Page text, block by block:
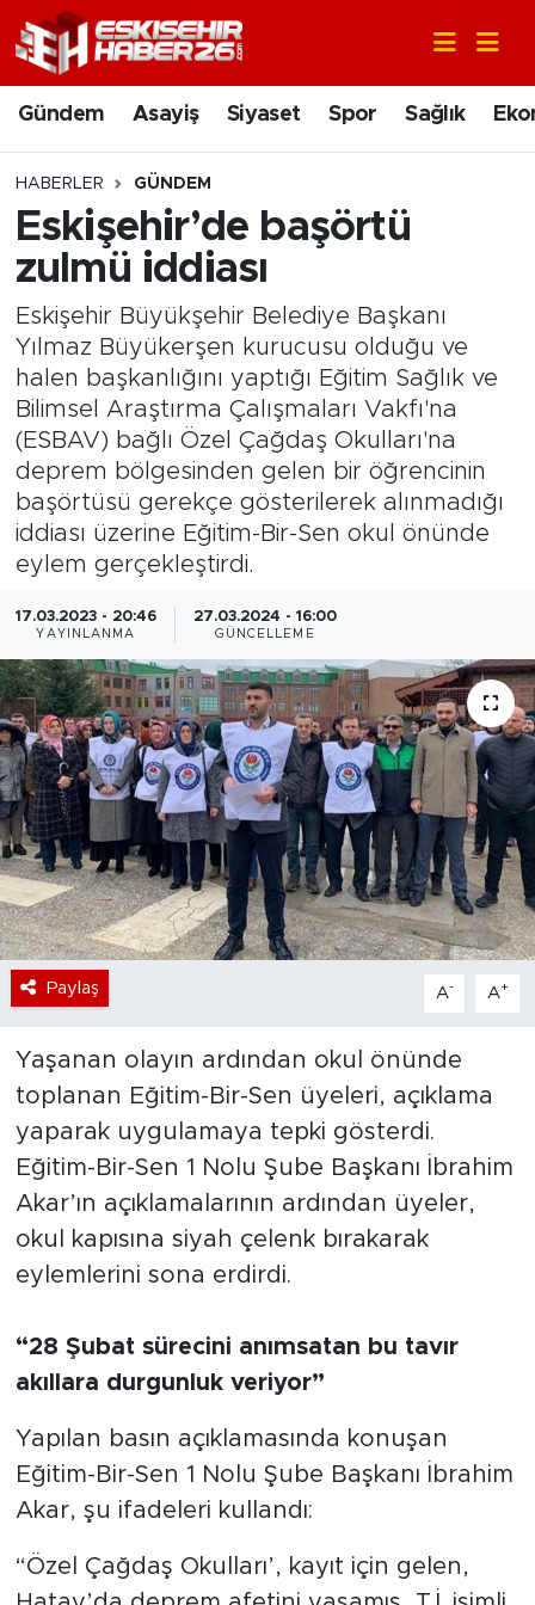
Gündem Asayiş Siyaset Spor Sağlık
HABERLER GÜNDEM
Eskişehir’de başörtü
zulmü iddiası
Eskişehir Büyükşehir Belediye Başkanı
Yılmaz Büyükerşen kurucusu olduğu ve
halen başkanlığını yaptığı Eğitim Sağlık ve
Bilimsel Araştırma Çalışmaları Vakfı'na
(ESBAV) bağlı Özel Çağdaş Okulları'na
deprem bölgesinden gelen bir öğrencinin
başörtüsü gerekçe gösterilerek alınmadığı
iddiası üzerine Eğitim-Bir-Sen okul önünde
eylem gerçekleştirdi.
17.03.2023 - 20:46
YAYINLANMA
27.03.2024 - 16:00
GÜNCELLEME
Paylaş A- A+
Yaşanan olayın ardından okul önünde
toplanan Eğitim-Bir-Sen üyeleri, açıklama
yaparak uygulamaya tepki gösterdi.
Eğitim-Bir-Sen 1 Nolu Şube Başkanı İbrahim
Akar’ın açıklamalarının ardından üyeler,
okul kapısına siyah çelenk bırakarak
eylemlerini sona erdirdi.
“28 Şubat sürecini anımsatan bu tavır
akıllara durgunluk veriyor”
Yapılan basın açıklamasında konuşan
Eğitim-Bir-Sen 1 Nolu Şube Başkanı İbrahim
Akar, şu ifadeleri kullandı:
“Özel Çağdaş Okulları’, kayıt için gelen,
Gündem
Asayiş
Siyaset
Spor
Sağlık
Ekonomi
Eğitim
Sanat
Bölge
Teknoloji
Magazin
Dünya
Sektör
Nöbetçi Eczaneler
Hava Durumu
Trafik Durumu
Süper Lig Puan Durumu ve Fikstür
Tüm Manşetler
Son Dakika Haberleri
Haber Arşivi